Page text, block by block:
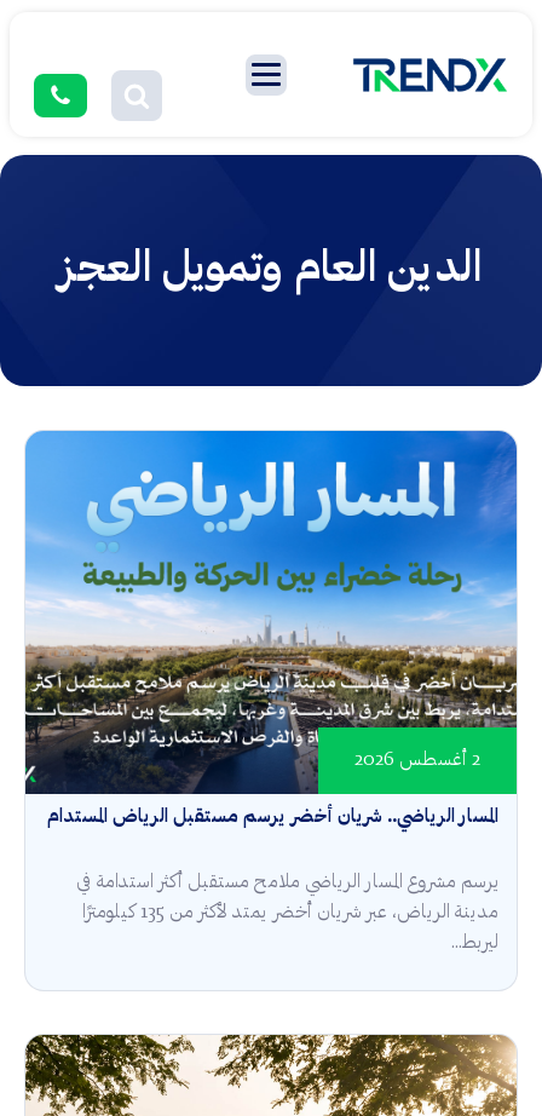
الدين العام وتمويل العجز
المسار الرياضي.. شريان أخضر يرسم مستقبل الرياض المستدام
2 أغسطس 2026
يرسم مشروع المسار الرياضي ملامح مستقبل أكثر استدامة في
مدينة الرياض، عبر شريان أخضر يمتد لأكثر من 135 كيلومترًا
ليربط...